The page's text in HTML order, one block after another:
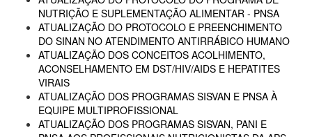
NUTRIÇÃO E SUPLEMENTAÇÃO ALIMENTAR - PNSA
ATUALIZAÇÃO DO PROTOCOLO E PREENCHIMENTO
DO SINAN NO ATENDIMENTO ANTIRRÁBICO HUMANO
ATUALIZAÇÃO DOS CONCEITOS ACOLHIMENTO,
ACONSELHAMENTO EM DST/HIV/AIDS E HEPATITES
VIRAIS
ATUALIZAÇÃO DOS PROGRAMAS SISVAN E PNSA À
EQUIPE MULTIPROFISSIONAL
ATUALIZAÇÃO DOS PROGRAMAS SISVAN, PANI E